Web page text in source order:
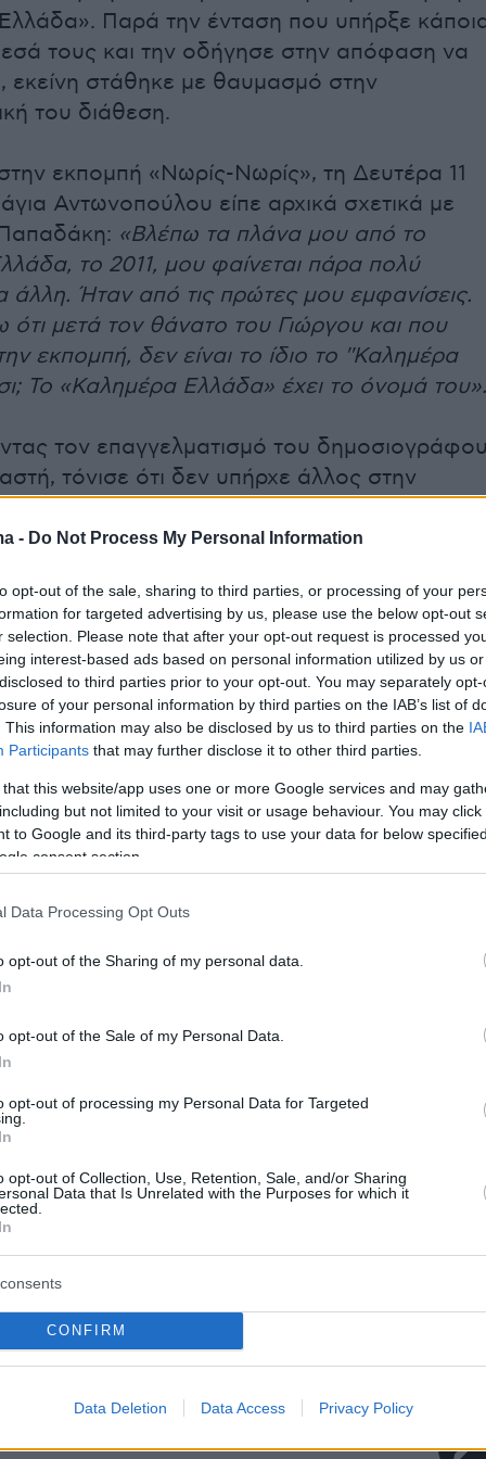
- Do Not Process My Personal Information
opt-out of the sale, sharing to third parties, or processing of your
for targeted advertising by us, please use the below opt-out
selection. Please note that after your opt-out request is processed
interest-based ads based on personal information utilized by us
to third parties prior to your opt-out. You may separately
of your personal information by third parties on the IAB’s list of
This information may also be disclosed by us to third parties on the
Participants that may further disclose it to other third parties.
that this website/app uses one or more Google services and may
but not limited to your visit or usage behaviour. You may
to Google and its third-party tags to use your data for below
consent section.
Data Processing Opt Outs
opt-out of the Sharing of my personal data.
opt-out of the Sale of my Personal Data.
opt-out of processing my Personal Data for Targeted
opt-out of Collection, Use, Retention, Sale, and/or Sharing
Data that Is Unrelated with the Purposes for which it
CONFIRM
Data Deletion Data Access Privacy Policy
Παρά την ένταση που υπήρξε
τους και την οδήγησε στην απόφαση να
εκείνη στάθηκε με θαυμασμό στην
του διάθεση.
εκπομπή «Νωρίς-Νωρίς», τη Δευτέρα 11
Αντωνοπούλου είπε αρχικά σχετικά με
«Βλέπω τα πλάνα μου από το
το 2011, μου φαίνεται πάρα πολύ
άλλη. Ήταν από τις πρώτες μου εμφανίσεις.
ότι μετά τον θάνατο του Γιώργου και που
εκπομπή, δεν είναι το ίδιο το ''Καλημέρα
Το «Καλημέρα Ελλάδα» έχει το όνομά του».
τον επαγγελματισμό του δημοσιογράφου
τόνισε ότι δεν υπήρχε άλλος στην
αναλυτικά, σχολίασε:«Και σε όσες
μου με τον Γιώργο κάποια στιγμή,
το λόγο τότε και είχα φύγει βέβαια… σχέσεις
κρατήσαμε. Αλλά στη δουλειά είχε υπάρξει
Κανένας δεν ήτανε έτσι τόσο
στην πρωινή ζώνη, να ξέρει τι θέλει ο
πώς να γυρίσει το θέμα. Ήταν πολύ
απόσπασμα μετά το 07:00
protothema.gr στο Google Newsκαι μάθετε πρώτοι
στο
(13)